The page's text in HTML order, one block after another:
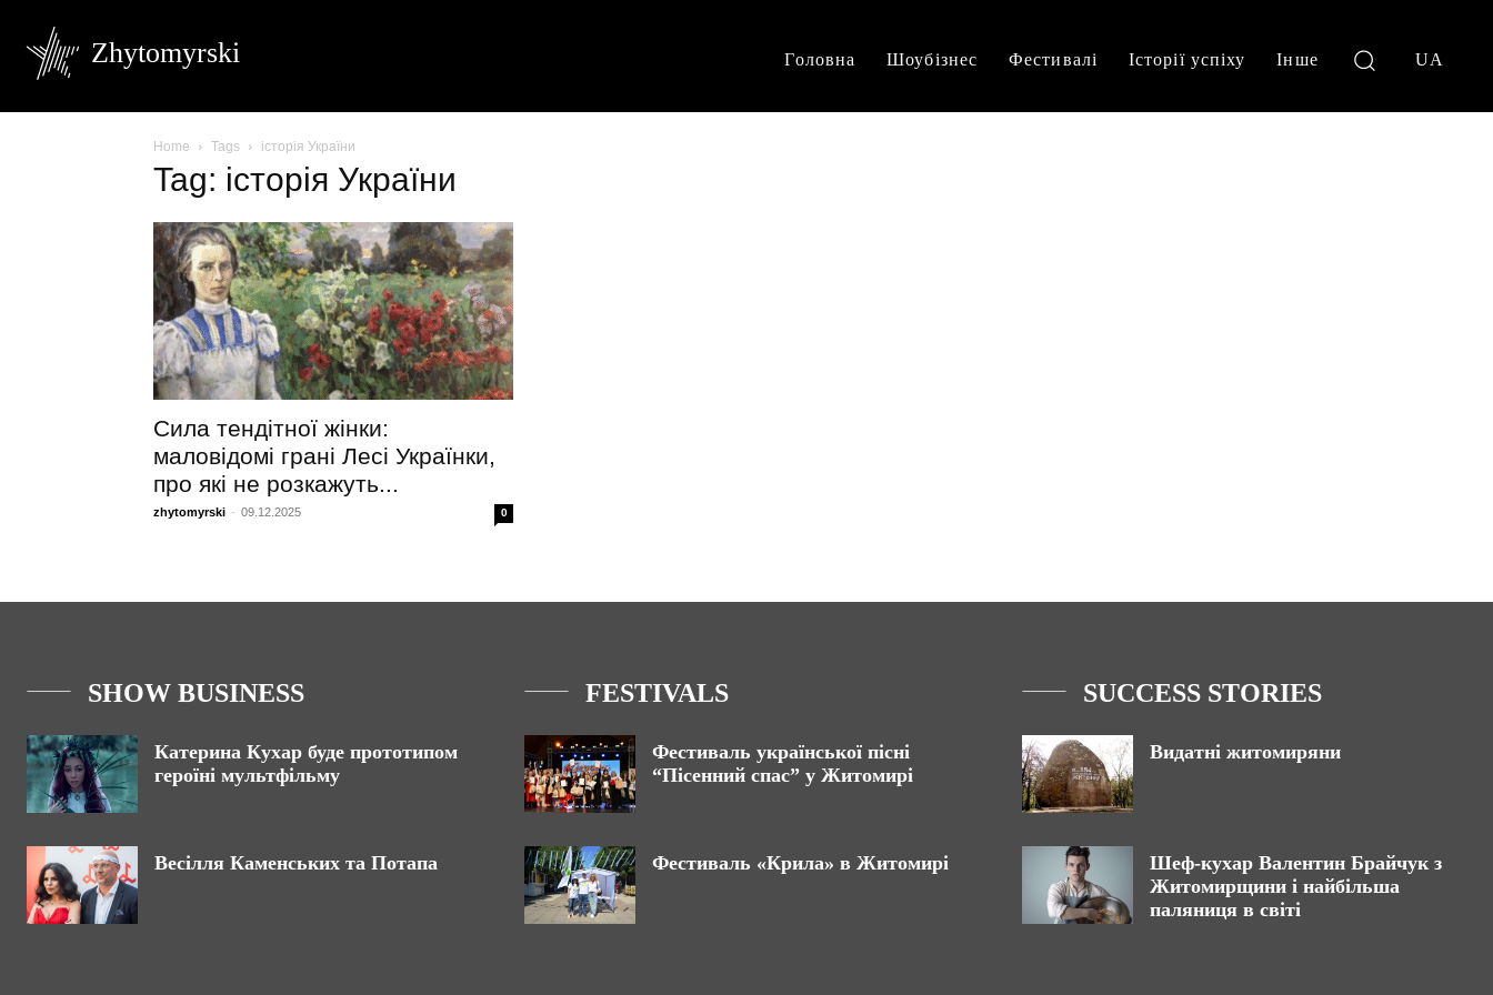
Zhytomyrski Головна Шоубізнес Фестивалі Історії успіху Інше UA
Home Tags історія України
Tag: історія України
Сила тендітної жінки:
маловідомі грані Лесі Українки,
про які не розкажуть...
zhytomyrski - 09.12.2025 0
SHOW BUSINESS
Катерина Кухар буде прототипом
героїні мультфільму
Весілля Каменських та Потапа
FESTIVALS
Фестиваль української пісні
“Пісенний спас” у Житомирі
Фестиваль «Крила» в Житомирі
SUCCESS STORIES
Видатні житомиряни
Шеф-кухар Валентин Брайчук з
Житомирщини і найбільша
паляниця в світі